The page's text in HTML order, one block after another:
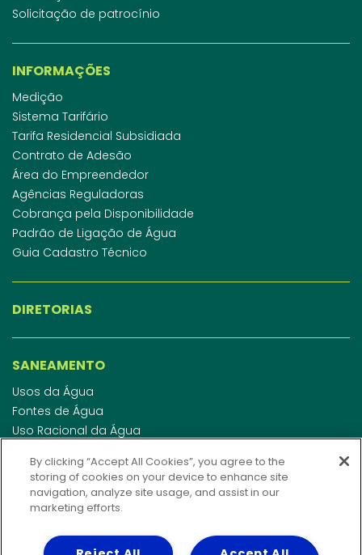
Solicitação de patrocínio
INFORMAÇÕES
Medição
Sistema Tarifário
Tarifa Residencial Subsidiada
Contrato de Adesão
Área do Empreendedor
Agências Reguladoras
Cobrança pela Disponibilidade
Padrão de Ligação de Água
Guia Cadastro Técnico
DIRETORIAS
SANEAMENTO
Usos da Água
Fontes de Água
Uso Racional da Água
Esgotamento Sanitário
Regulamento de Água e Esgoto
Indicadores de qualidade da água
By clicking “Accept All Cookies”, you agree to the
storing of cookies on your device to enhance site
navigation, analyze site usage, and assist in our
marketing efforts.